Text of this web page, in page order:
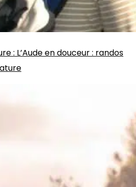
: L’Aude en douceur : randos